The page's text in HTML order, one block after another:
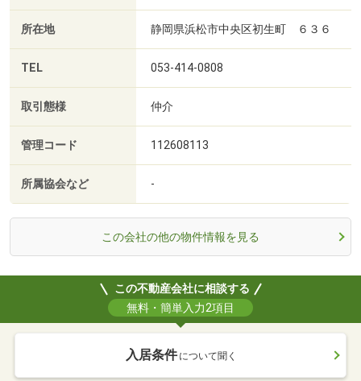
所在地 静岡県浜松市中央区初生町 ６３６
TEL 053-414-0808
取引態様 仲介
管理コード 112608113
所属協会など -
この会社の他の物件情報を見る
この不動産会社に相談する
無料・簡単入力2項目
入居条件 について聞く